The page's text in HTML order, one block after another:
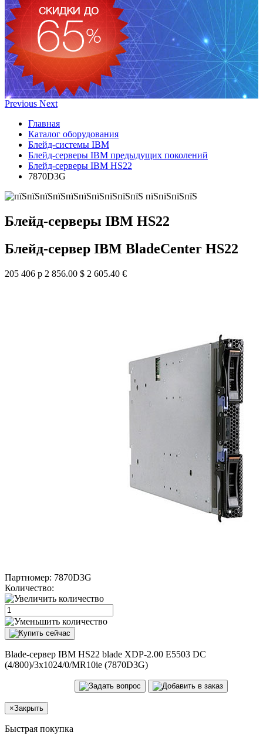
Previous Next
Главная
Каталог оборудования
Блейд-системы IBM
Блейд-серверы IBM предыдущих поколений
Блейд-серверы IBM HS22
7870D3G
Блейд-серверы IBM HS22
Блейд-сервер IBM BladeCenter HS22
205 406 р 2 856.00 $ 2 605.40 €
Партномер: 7870D3G
Количество:
Blade-сервер IBM HS22 blade XDP-2.00 E5503 DC
(4/800)/3x1024/0/MR10ie (7870D3G)
×Закрыть
Быстрая покупка